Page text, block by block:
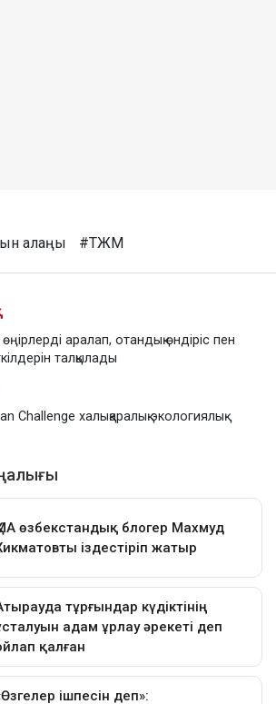
алаңы #ТЖМ
аралап, отандық өндіріс пен
талқылады
Challenge халықаралық экологиялық